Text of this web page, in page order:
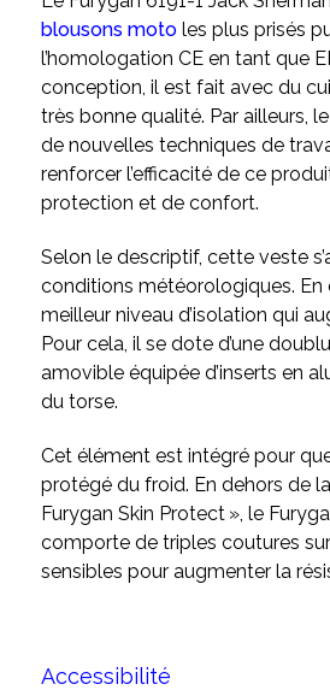
blousons motoles plus prisés
l’homologation CE en tant que
conception, il est fait avec du
très bonne qualité. Par ailleurs,
de nouvelles techniques de
renforcer l’efficacité de ce
protection et de confort.
Selon le descriptif, cette veste
conditions météorologiques. En
meilleur niveau d’isolation qui
Pour cela, il se dote d’une
amovible équipée d’inserts en
du torse.
Cet élément est intégré pour
protégé du froid. En dehors de
Furygan Skin Protect », le
comporte de triples coutures
sensibles pour augmenter la
Accessibilité